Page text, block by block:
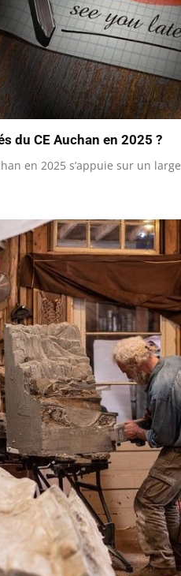
du CE Auchan en 2025 ?
en 2025 s’appuie sur un